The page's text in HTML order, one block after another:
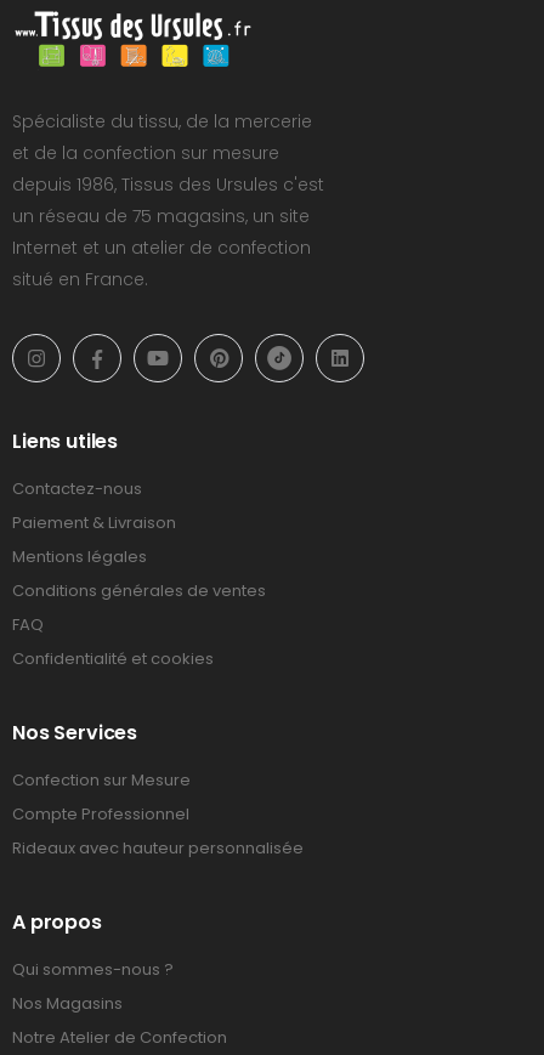
Spécialiste du tissu, de la mercerie
et de la confection sur mesure
depuis 1986, Tissus des Ursules c'est
un réseau de 75 magasins, un site
Internet et un atelier de confection
situé en France.
Liens utiles
Contactez-nous
Paiement & Livraison
Mentions légales
Conditions générales de ventes
FAQ
Confidentialité et cookies
Nos Services
Confection sur Mesure
Compte Professionnel
Rideaux avec hauteur personnalisée
A propos
Qui sommes-nous ?
Nos Magasins
Notre Atelier de Confection